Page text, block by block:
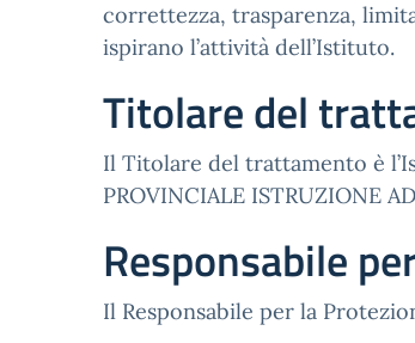
correttezza, trasparenza,
ispirano l’attività dell’Istituto.
Titolare del
Il Titolare del trattamento è
PROVINCIALE ISTRUZIONE
Responsabile
Il Responsabile per la